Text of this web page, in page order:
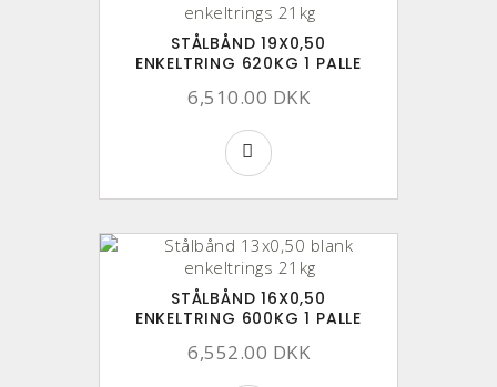
STÅLBÅND 19X0,50
ENKELTRING 620KG 1 PALLE
6,510.00 DKK
STÅLBÅND 16X0,50
ENKELTRING 600KG 1 PALLE
6,552.00 DKK